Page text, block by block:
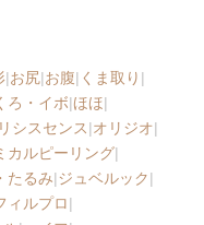
|お尻|お腹| くま取り |
ろ・イボ|ほほ|
シスセンス|オリジオ|
カルピーリング|
たるみ|ジュベルック|
ィルプロ|